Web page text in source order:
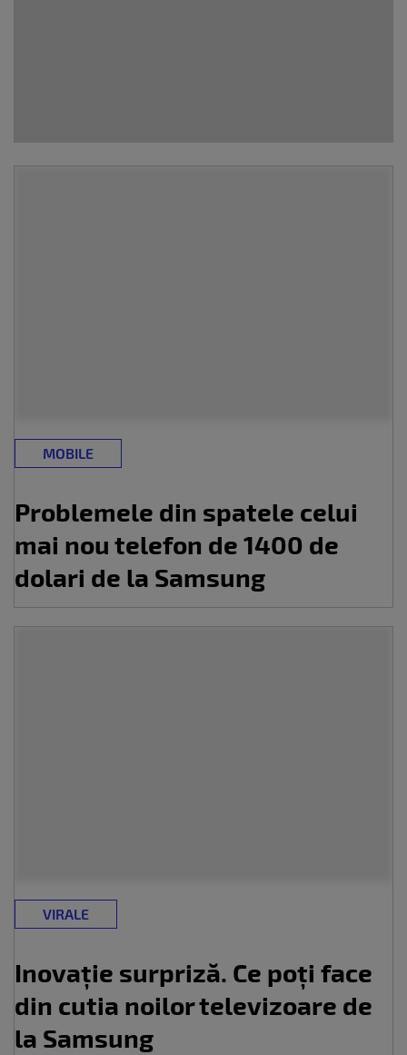
MOBILE
Problemele din spatele celui
mai nou telefon de 1400 de
dolari de la Samsung
VIRALE
Inovație surpriză. Ce poți face
din cutia noilor televizoare de
la Samsung